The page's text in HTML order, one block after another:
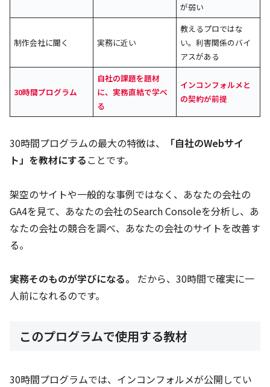
が弱い
制作会社に聞く 実務に近い
教えるプロではな
い。利害関係のバイ
アスがある
30時間プログラム
自社の課題を題材
に、実務直結で学べ
る
インコンフォルメと
の契約が前提
30時間プログラムの最大の特徴は、
「自社のWebサイ
ト」を教材にする ことです。
架空のサイトや一般的な事例ではなく、あなたの会社の
GA4を見て、あなたの会社のSearch Consoleを分析し、あ
なたの会社の競合を調べ、あなたの会社のサイトを改善す
る。
実務そのものが学びになる。
だから、30時間で確実に一
人前になれるのです。
このプログラムで使用する教材
30時間プログラムでは、インコンフォルメが公開してい